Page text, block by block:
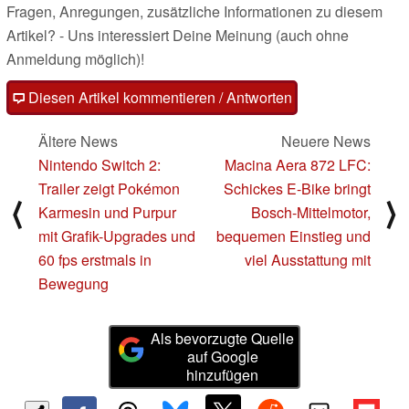
Fragen, Anregungen, zusätzliche Informationen zu diesem
Artikel? - Uns interessiert Deine Meinung (auch ohne
Anmeldung möglich)!
Diesen Artikel kommentieren / Antworten
⟨
Ältere News
Nintendo Switch 2:
Trailer zeigt Pokémon
Karmesin und Purpur
mit Grafik-Upgrades und
60 fps erstmals in
Bewegung
Neuere News
Macina Aera 872 LFC:
Schickes E-Bike bringt
Bosch-Mittelmotor,
bequemen Einstieg und
viel Ausstattung mit
⟩
Als bevorzugte Quelle
auf Google
hinzufügen